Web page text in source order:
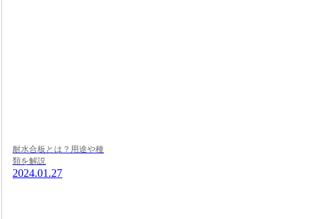
耐水合板とは？用途や種
類を解説
2024.01.27